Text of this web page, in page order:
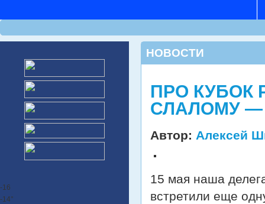
-16
-14°
НОВОСТИ
ПРО КУБОК
СЛАЛОМУ —
Автор: Алексей
15 мая наша
встретили еще